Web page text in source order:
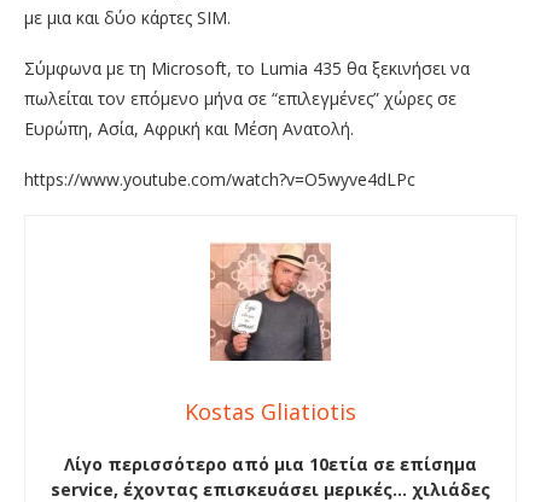
με μια και δύο κάρτες SIM.
Σύμφωνα με τη Microsoft, το Lumia 435 θα ξεκινήσει να
πωλείται τον επόμενο μήνα σε “επιλεγμένες” χώρες σε
Ευρώπη, Ασία, Αφρική και Μέση Ανατολή.
https://www.youtube.com/watch?v=O5wyve4dLPc
Kostas Gliatiotis
Λίγο περισσότερο από μια 10ετία σε επίσημα
service, έχοντας επισκευάσει μερικές… χιλιάδες